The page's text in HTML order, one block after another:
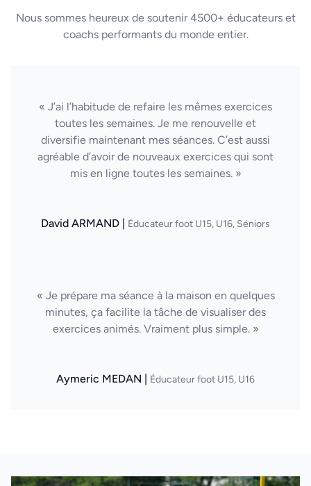
Nous sommes heureux de soutenir 4500+ éducateurs et
coachs performants du monde entier.
« J’ai l’habitude de refaire les mêmes exercices
toutes les semaines. Je me renouvelle et
diversifie maintenant mes séances. C’est aussi
agréable d’avoir de nouveaux exercices qui sont
mis en ligne toutes les semaines. »
David ARMAND | Éducateur foot U15, U16, Séniors
« Je prépare ma séance à la maison en quelques
minutes, ça facilite la tâche de visualiser des
exercices animés. Vraiment plus simple. »
Aymeric MEDAN | Éducateur foot U15, U16